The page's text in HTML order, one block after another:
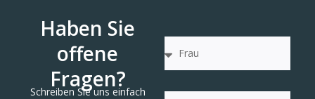
Haben Sie
offene
Fragen?
Schreiben Sie uns einfach